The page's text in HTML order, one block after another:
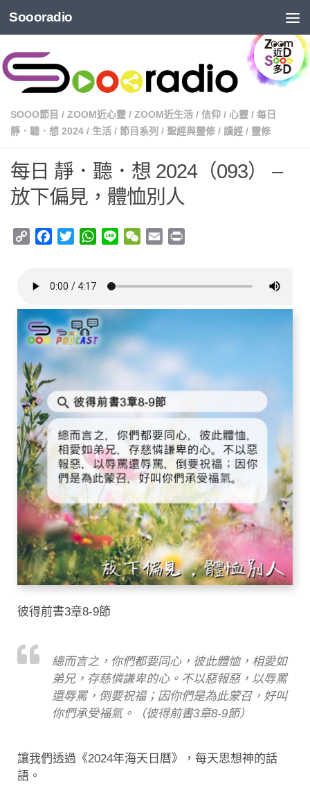
Soooradio
SOOO節目 / ZOOM近心靈 / ZOOM近生活 / 信仰 / 心靈 / 每日
靜．聽．想 2024 / 生活 / 節目系列 / 聖經與靈修 / 讀經 / 靈修
每日 靜．聽．想 2024（093） –
放下偏見，體恤別人
Copy
Facebook
TwitterWhatsApp
Line WeChat
Email
彼得前書3章8-9節
總而言之，你們都要同心，彼此體恤，相愛如
弟兄，存慈憐謙卑的心。不以惡報惡，以辱罵
還辱罵，倒要祝福；因你們是為此蒙召，好叫
你們承受福氣。（彼得前書3章8-9節）
讓我們透過《2024年海天日曆》，每天思想神的話
語。